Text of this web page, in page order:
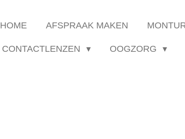
HOME AFSPRAAK MAKEN
CONTACTLENZEN OOGZORG